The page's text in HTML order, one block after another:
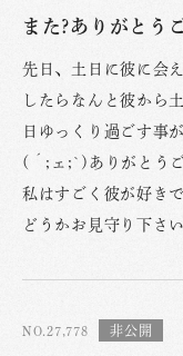
また?ありがとう
先日、土日に彼に会
したらなんと彼から
日ゆっくり過ごす事
(´;ェ;`)ありがとうご
私はすごく彼が好き
どうかお見守り下さ
NO.27,778